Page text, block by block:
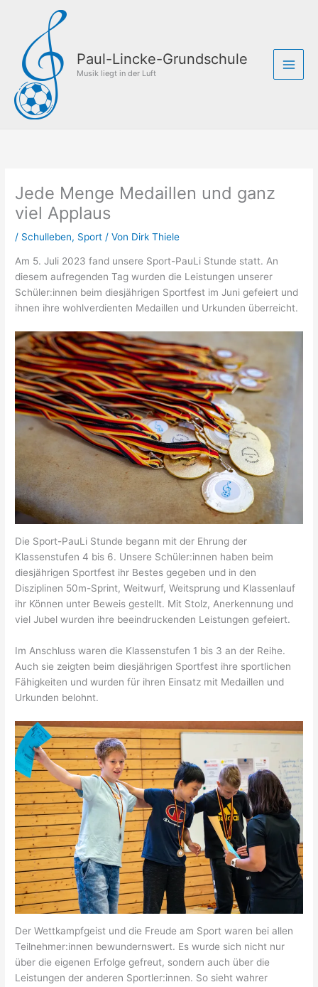
springen
Paul-Lincke-Grundschule
Musik liegt in der Luft
Jede Menge Medaillen und ganz
viel Applaus
/ Schulleben, Sport / Von Dirk Thiele
Am 5. Juli 2023 fand unsere Sport-PauLi Stunde statt. An
diesem aufregenden Tag wurden die Leistungen unserer
Schüler:innen beim diesjährigen Sportfest im Juni gefeiert und
ihnen ihre wohlverdienten Medaillen und Urkunden überreicht.
Die Sport-PauLi Stunde begann mit der Ehrung der
Klassenstufen 4 bis 6. Unsere Schüler:innen haben beim
diesjährigen Sportfest ihr Bestes gegeben und in den
Disziplinen 50m-Sprint, Weitwurf, Weitsprung und Klassenlauf
ihr Können unter Beweis gestellt. Mit Stolz, Anerkennung und
viel Jubel wurden ihre beeindruckenden Leistungen gefeiert.
Im Anschluss waren die Klassenstufen 1 bis 3 an der Reihe.
Auch sie zeigten beim diesjährigen Sportfest ihre sportlichen
Fähigkeiten und wurden für ihren Einsatz mit Medaillen und
Urkunden belohnt.
Der Wettkampfgeist und die Freude am Sport waren bei allen
Teilnehmer:innen bewundernswert. Es wurde sich nicht nur
über die eigenen Erfolge gefreut, sondern auch über die
Leistungen der anderen Sportler:innen. So sieht wahrer